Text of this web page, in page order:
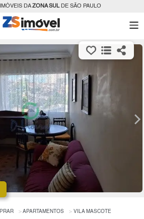
DAZONA SULDE SÃO PAULO
APARTAMENTOS VILA MASCOTE